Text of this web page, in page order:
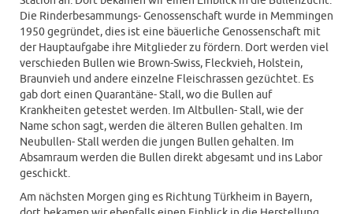
Die Rinderbesammungs- Genossenschaft wurde in Memmingen
1950 gegründet, dies ist eine bäuerliche Genossenschaft mit
der Hauptaufgabe ihre Mitglieder zu fördern. Dort werden viel
verschieden Bullen wie Brown-Swiss, Fleckvieh, Holstein,
Braunvieh und andere einzelne Fleischrassen gezüchtet. Es
gab dort einen Quarantäne- Stall, wo die Bullen auf
Krankheiten getestet werden. Im Altbullen- Stall, wie der
Name schon sagt, werden die älteren Bullen gehalten. Im
Neubullen- Stall werden die jungen Bullen gehalten. Im
Absamraum werden die Bullen direkt abgesamt und ins Labor
geschickt.
Am nächsten Morgen ging es Richtung Türkheim in Bayern,